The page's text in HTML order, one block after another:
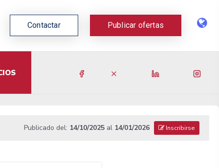
Contactar Publicar ofertas
Publicado del: 14/10/2025al 14/01/2026 Inscribirse